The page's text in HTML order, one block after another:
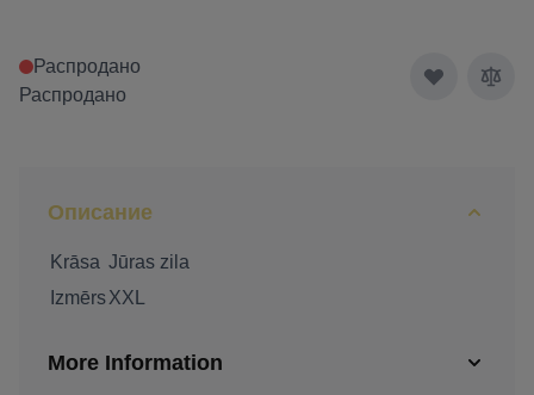
Распродано
Распродано
Описание
Krāsa Jūras zila
IzmērsXXL
More Information